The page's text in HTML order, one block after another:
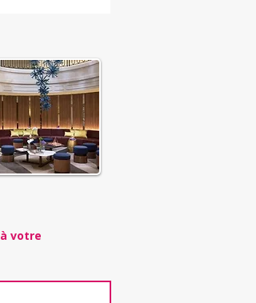
votre